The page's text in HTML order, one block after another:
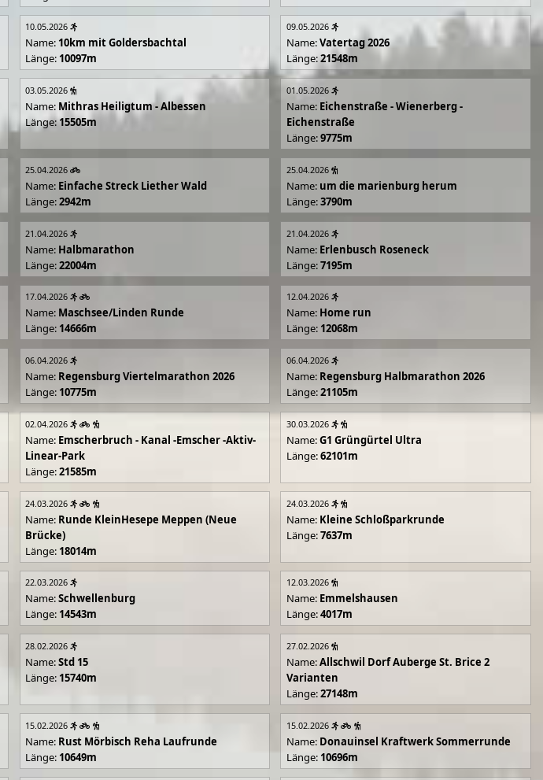
10.05.2026
Name: 10km mit Goldersbachtal
Länge: 10097m
09.05.2026
Name:Vatertag 2026
Länge:21548m
03.05.2026
Name: Mithras Heiligtum - Albessen
Länge:15505m
01.05.2026
Name: Eichenstraße - Wienerberg -
Eichenstraße
Länge:9775m
25.04.2026
Name: Einfache Streck Liether Wald
Länge:2942m
25.04.2026
Name: um die marienburg herum
Länge:3790m
21.04.2026
Name: Halbmarathon
Länge:22004m
21.04.2026
Name: Erlenbusch Roseneck
Länge:7195m
17.04.2026
Name: Maschsee/Linden Runde
Länge: 14666m
12.04.2026
Name: Home run
Länge: 12068m
06.04.2026
Name: Regensburg Viertelmarathon 2026
Länge: 10775m
06.04.2026
Name: Regensburg Halbmarathon 2026
Länge:21105m
02.04.2026
Name: Emscherbruch - Kanal -Emscher -Aktiv-
Linear-Park
Länge:21585m
30.03.2026
Name:G1 Grüngürtel Ultra
Länge:62101m
24.03.2026
Name: Runde KleinHesepe Meppen (Neue
Brücke)
Länge: 18014m
24.03.2026
Name: Kleine Schloßparkrunde
Länge:7637m
22.03.2026
Name:Schwellenburg
Länge: 14543m
12.03.2026
Name: Emmelshausen
Länge:4017m
28.02.2026
Name:Std 15
Länge: 15740m
27.02.2026
Name:Allschwil Dorf Auberge St. Brice 2
Varianten
Länge:27148m
15.02.2026
Name: Rust Mörbisch Reha Laufrunde
Länge: 10649m
15.02.2026
Name: Donauinsel Kraftwerk Sommerrunde
Länge: 10696m